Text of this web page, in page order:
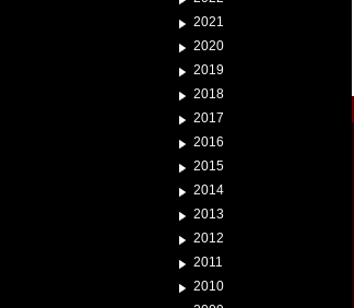
2021
2020
2019
2018
2017
2016
2015
2014
2013
2012
2011
2010